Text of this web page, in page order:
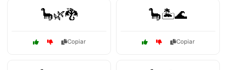
🦕🌿🐉
Copiar
🦕🏝️🌊
Copiar